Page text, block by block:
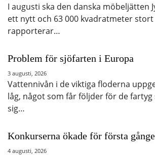
I augusti ska den danska möbeljätten
ett nytt och 63 000 kvadratmeter
rapporterar…
Problem för sjöfarten i Europa
3 augusti, 2026
Vattennivån i de viktiga floderna
låg, något som får följder för de fartyg
sig…
Konkurserna ökade för första
4 augusti, 2026